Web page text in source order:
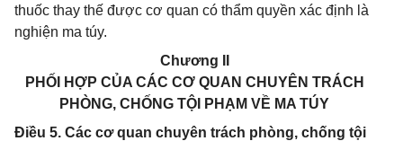
thuốc thay thế được cơ quan có thẩm quyền xác định là
nghiện ma túy.
Chương II
PHỐI HỢP CỦA CÁC CƠ QUAN CHUYÊN TRÁCH
PHÒNG, CHỐNG TỘI PHẠM VỀ MA TÚY
Điều 5. Các cơ quan chuyên trách phòng, chống tội